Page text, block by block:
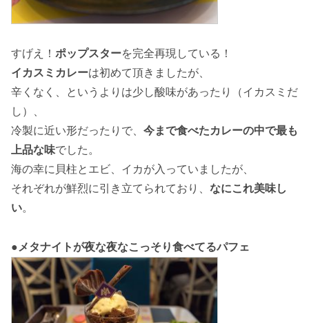
すげえ！ ポップスターを完全再現している！
イカスミカレーは初めて頂きましたが、
辛くなく、というよりは少し酸味があったり（イカスミだ
し）、
冷製に近い形だったりで、 今まで食べたカレーの中で最も
上品な味でした。
海の幸に貝柱とエビ、イカが入っていましたが、
それぞれが鮮烈に引き立てられており、 なにこれ美味し
い。
●メタナイトが夜な夜なこっそり食べてるパフェ